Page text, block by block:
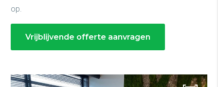
op.
Vrijblijvende offerte aanvragen